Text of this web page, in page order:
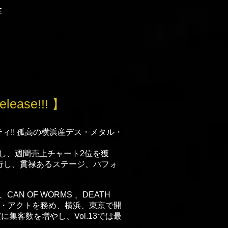
】
!! 孤高の横浜産デス・メタル・
、週間売上チャート2位を獲
、貫禄あるステージ、パフォ
CAN OF WORMS 、DEATH
アクトを務め、横浜、東京で開
集客数を増やし、Vol.13では最